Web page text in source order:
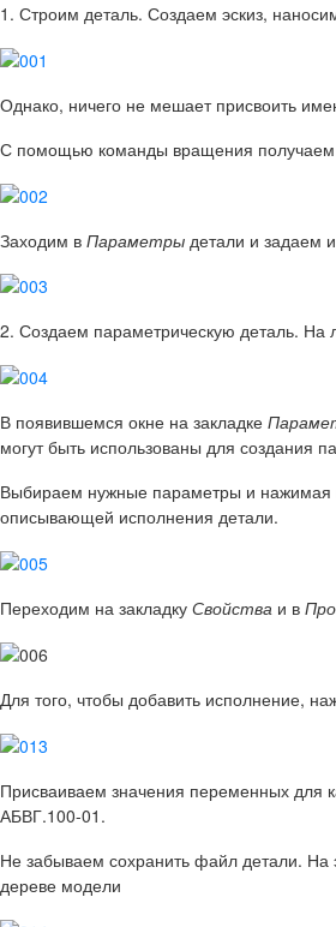
1. Строим деталь. Создаем эскиз,
Однако, ничего не мешает присвоить
С помощью команды вращения получаем
Заходим в Параметры детали и задаем
2. Создаем параметрическую деталь. На
В появившемся окне на закладке
могут быть использованы для создания
Выбираем нужные параметры и нажимая
описывающей исполнения детали.
Переходим на закладку Свойства и в
Для того, чтобы добавить исполнение,
Присваиваем значения переменных для
АБВГ.100-01.
Не забываем сохранить файл детали. На
дереве модели